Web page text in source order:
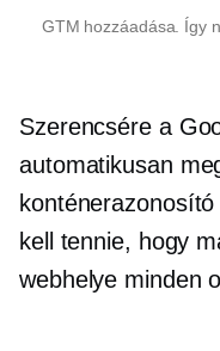
GTM hozzáadása. Így
Szerencsére a
automatikusan
kell tennie, hogy
webhelye minden